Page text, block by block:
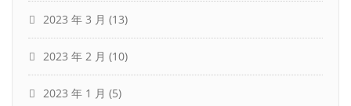
2023 年 3 月 (13)
2023 年 2 月 (10)
2023 年 1 月 (5)